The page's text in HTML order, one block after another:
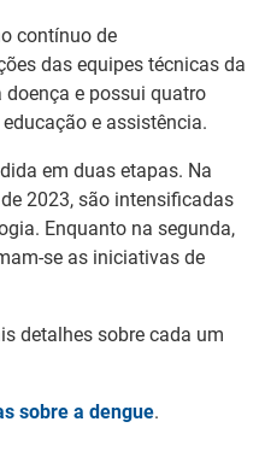
contínuo de
das equipes técnicas da
e possui quatro
e assistência.
em duas etapas. Na
2023, são intensificadas
Enquanto na segunda,
se as iniciativas de
detalhes sobre cada um
sobre a dengue.